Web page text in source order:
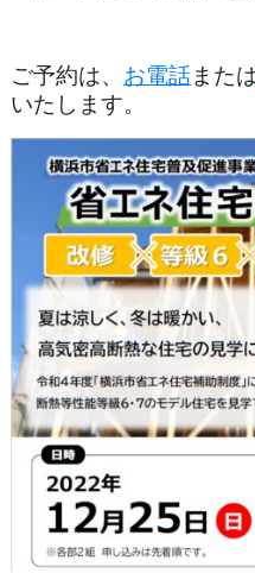
ご予約は、 お電話また
いたします。